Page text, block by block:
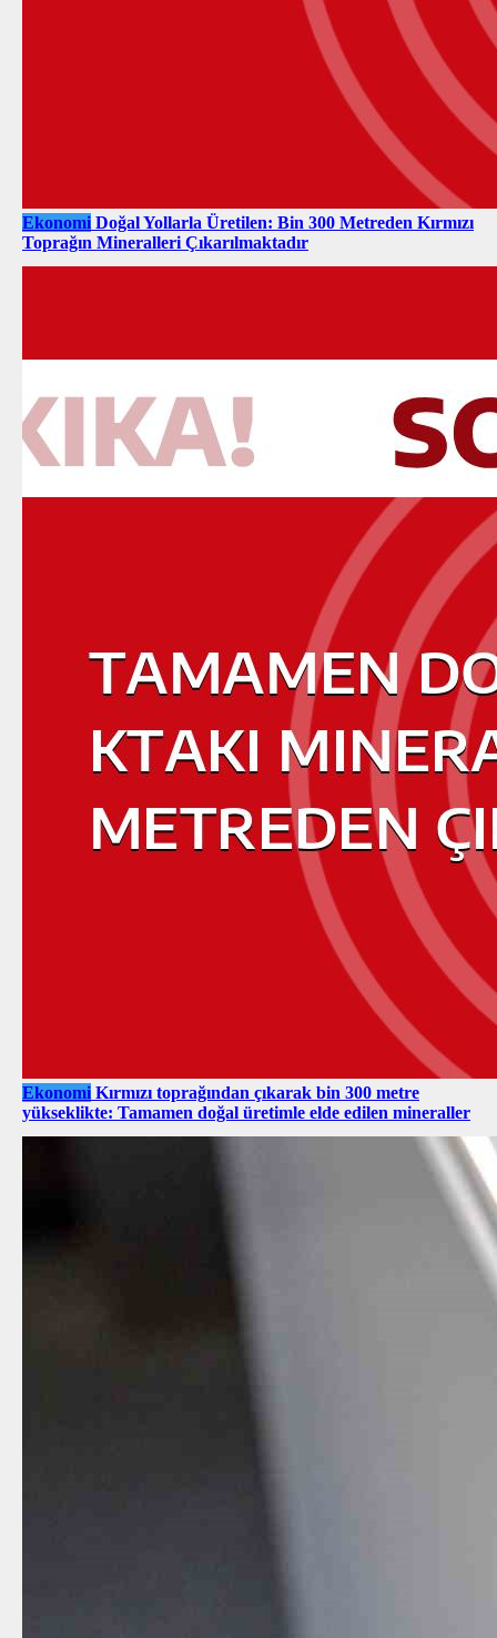
Ekonomi Doğal Yollarla Üretilen: Bin 300 Metreden Kırmızı
Toprağın Mineralleri Çıkarılmaktadır
Ekonomi Kırmızı toprağından çıkarak bin 300 metre
yükseklikte: Tamamen doğal üretimle elde edilen mineraller